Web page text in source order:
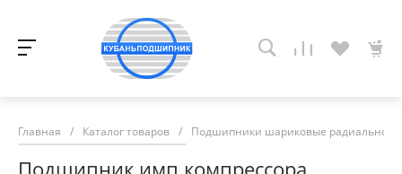
Главная / Каталог товаров / Подшипники шариковые радиально-
Подшипник имп.компрессора